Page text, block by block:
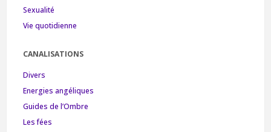
Sexualité
Vie quotidienne
CANALISATIONS
Divers
Energies angéliques
Guides de l’Ombre
Les fées